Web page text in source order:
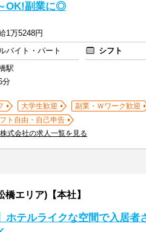
OK!副業に◎
1万5248円
バイト・パート シフト
駅
分
大学生歓迎
副業・Ｗワーク歓迎
ト自由・自己申告
式会社の求人一覧を見る
エリア)【本社】
ホテルライクな空間で入居者